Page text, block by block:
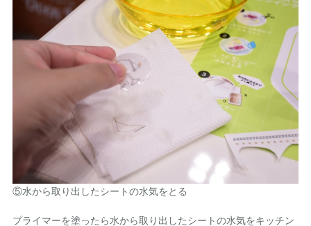
⑤水から取り出したシートの水気をとる
プライマーを塗ったら水から取り出したシートの水気をキッチン